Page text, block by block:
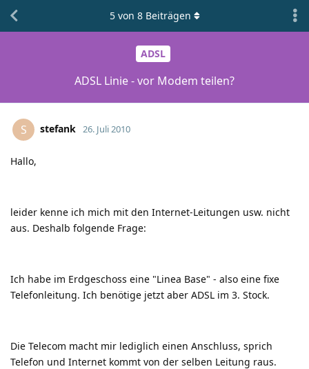
ADSL
ADSL Linie - vor Modem teilen?
5von 8Beiträgen
S stefank 26. Juli 2010
Hallo,
leider kenne ich mich mit den Internet-Leitungen usw. nicht
aus. Deshalb folgende Frage:
Ich habe im Erdgeschoss eine "Linea Base" - also eine fixe
Telefonleitung. Ich benötige jetzt aber ADSL im 3. Stock.
Die Telecom macht mir lediglich einen Anschluss, sprich
Telefon und Internet kommt von der selben Leitung raus.